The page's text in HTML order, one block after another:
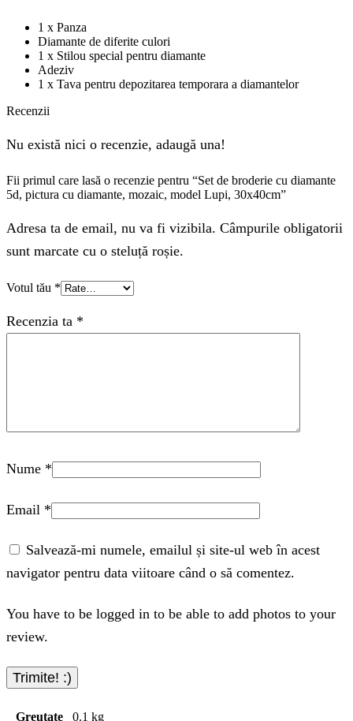
1 x Panza
Diamante de diferite culori
1 x Stilou special pentru diamante
Adeziv
1 x Tava pentru depozitarea temporara a diamantelor
Recenzii
Nu există nici o recenzie, adaugă una!
Fii primul care lasă o recenzie pentru “Set de broderie cu diamante
5d, pictura cu diamante, mozaic, model Lupi, 30x40cm”
Adresa ta de email, nu va fi vizibila. Câmpurile obligatorii
sunt marcate cu o steluță roșie.
Votul tău *
Recenzia ta *
Nume *
Email *
Salvează-mi numele, emailul și site-ul web în acest
navigator pentru data viitoare când o să comentez.
You have to be logged in to be able to add photos to your
review.
Greutate 0.1 kg